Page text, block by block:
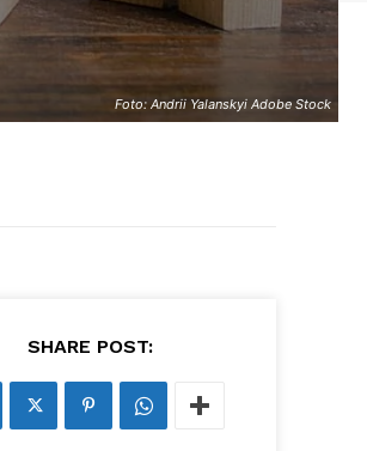
Foto: Andrii Yalanskyi Adobe Stock
SHARE POST: